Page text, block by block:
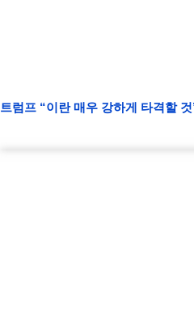
트럼프 “이란 매우 강하게 타격할